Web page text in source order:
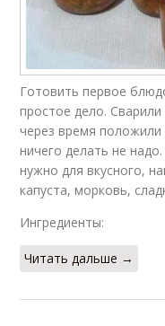
Готовить первое
простое дело.
через время
ничего делать не
нужно для вкусного,
капуста, морковь,
Ингредиенты:
Читать дальше →